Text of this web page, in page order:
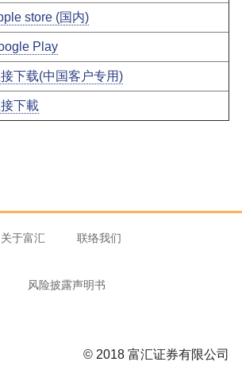
store (国内)
Play
下载(中国客户专用)
下載
关于富汇 联络我们
风险披露声明书
© 2018 富汇证券有限公司